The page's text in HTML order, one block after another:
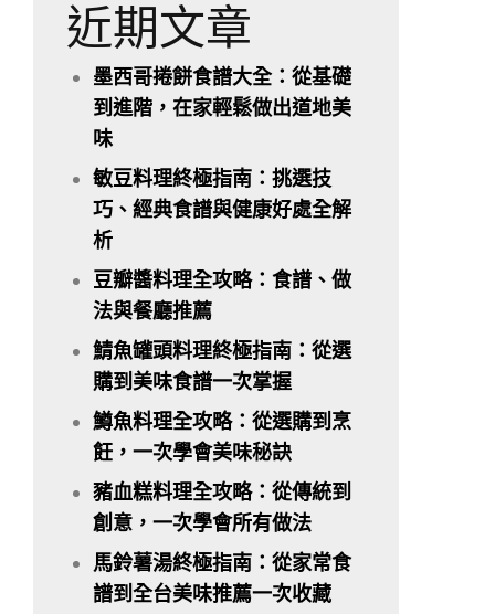
近期文章
墨西哥捲餅食譜大全：從基礎
到進階，在家輕鬆做出道地美
味
敏豆料理終極指南：挑選技
巧、經典食譜與健康好處全解
析
豆瓣醬料理全攻略：食譜、做
法與餐廳推薦
鯖魚罐頭料理終極指南：從選
購到美味食譜一次掌握
鱒魚料理全攻略：從選購到烹
飪，一次學會美味秘訣
豬血糕料理全攻略：從傳統到
創意，一次學會所有做法
馬鈴薯湯終極指南：從家常食
譜到全台美味推薦一次收藏